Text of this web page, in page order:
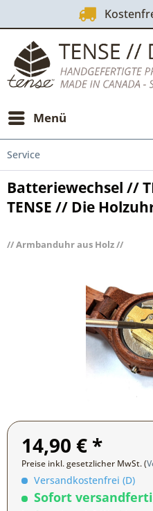
Menü
Service
Batteriewechsel //
TENSE // Die
// Armbanduhr aus Holz //
14,90 € *
Preise inkl. gesetzlicher MwSt. (
Versandkostenfrei (D)
Sofort